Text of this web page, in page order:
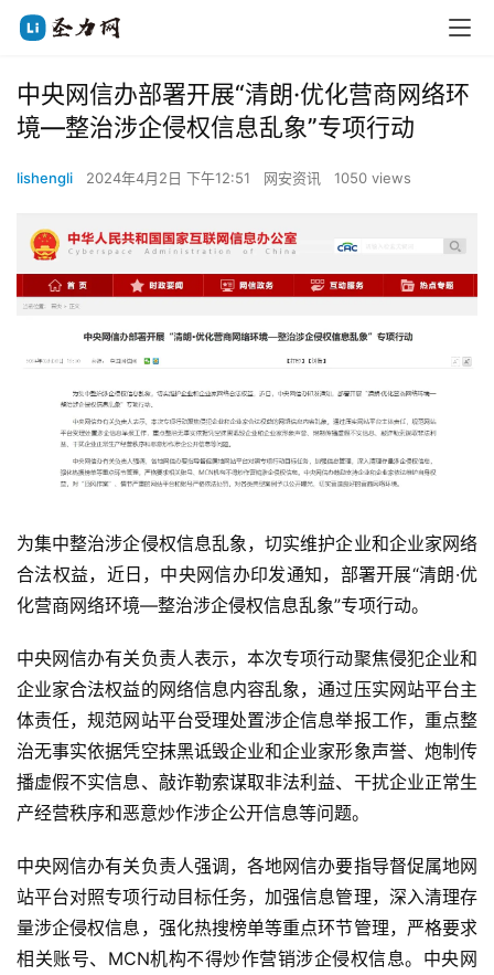
中央网信办部署开展“清朗·优化营商网络环
境—整治涉企侵权信息乱象”专项行动
lishengli 2024年4月2日 下午12:51 网安资讯 1050 views
为集中整治涉企侵权信息乱象，切实维护企业和企业家网络
合法权益，近日，中央网信办印发通知，部署开展“清朗·优
化营商网络环境—整治涉企侵权信息乱象”专项行动。
中央网信办有关负责人表示，本次专项行动聚焦侵犯企业和
企业家合法权益的网络信息内容乱象，通过压实网站平台主
体责任，规范网站平台受理处置涉企信息举报工作，重点整
治无事实依据凭空抹黑诋毁企业和企业家形象声誉、炮制传
播虚假不实信息、敲诈勒索谋取非法利益、干扰企业正常生
产经营秩序和恶意炒作涉企公开信息等问题。
中央网信办有关负责人强调，各地网信办要指导督促属地网
站平台对照专项行动目标任务，加强信息管理，深入清理存
量涉企侵权信息，强化热搜榜单等重点环节管理，严格要求
相关账号、MCN机构不得炒作营销涉企侵权信息。中央网